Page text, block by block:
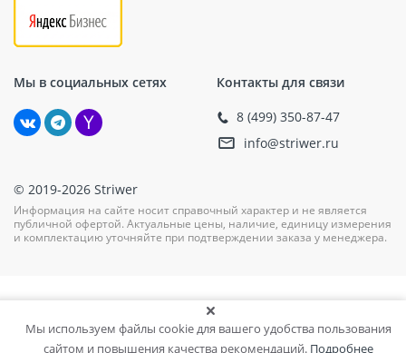
Мы в социальных сетях Контакты для связи
8 (499) 350-87-47
info@striwer.ru
© 2019-2026 Striwer
Информация на сайте носит справочный характер и не является
публичной офертой. Актуальные цены, наличие, единицу измерения
и комплектацию уточняйте при подтверждении заказа у менеджера.
Мы используем файлы cookie для вашего удобства пользования
сайтом и повышения качества рекомендаций. Подробнее